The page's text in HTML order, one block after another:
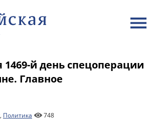
й день спецоперации
Главное
Политика 748